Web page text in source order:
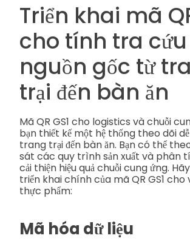
Triển khai mã
cho tính tra cứu
nguồn gốc từ
trại đến bàn ăn
Mã QR GS1 cho logistics và chuỗi
bạn thiết kế một hệ thống theo dõi
trang trại đến bàn ăn. Bạn có thể
sát các quy trình sản xuất và phân
cải thiện hiệu quả chuỗi cung ứng.
triển khai chính của mã QR GS1 cho
thực phẩm:
Mã hóa dữ liệu